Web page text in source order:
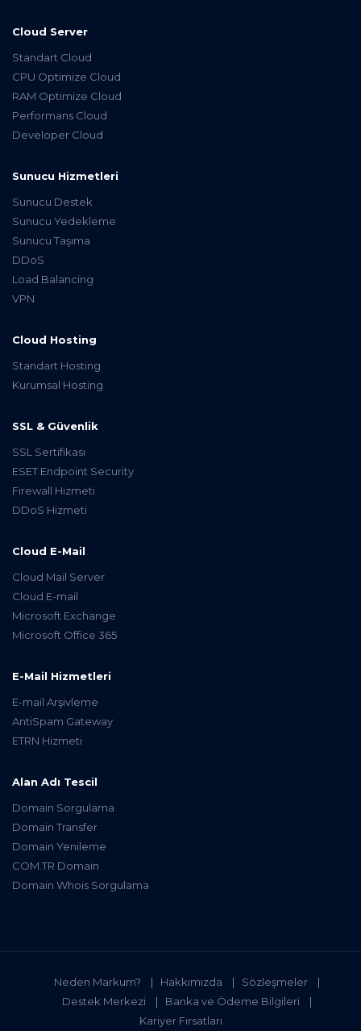
Cloud Server
Standart Cloud
CPU Optimize Cloud
RAM Optimize Cloud
Performans Cloud
Developer Cloud
Sunucu Hizmetleri
Sunucu Destek
Sunucu Yedekleme
Sunucu Taşıma
DDoS
Load Balancing
VPN
Cloud Hosting
Standart Hosting
Kurumsal Hosting
SSL & Güvenlik
SSL Sertifikası
ESET Endpoint Security
Firewall Hizmeti
DDoS Hizmeti
Cloud E-Mail
Cloud Mail Server
Cloud E-mail
Microsoft Exchange
Microsoft Office 365
E-Mail Hizmetleri
E-mail Arşivleme
AntiSpam Gateway
ETRN Hizmeti
Alan Adı Tescil
Domain Sorgulama
Domain Transfer
Domain Yenileme
COM.TR Domain
Domain Whois Sorgulama
Neden Markum? Hakkımızda
Sözleşmeler
Destek Merkezi
Banka ve Ödeme Bilgileri
Kariyer Fırsatları